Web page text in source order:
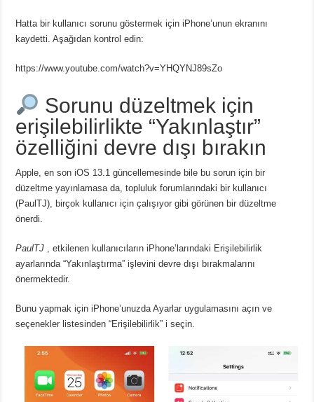
Hatta bir kullanıcı sorunu göstermek için iPhone’unun ekranını
kaydetti. Aşağıdan kontrol edin:
https://www.youtube.com/watch?v=YHQYNJ89sZo
Sorunu düzeltmek için
erişilebilirlikte “Yakınlaştır”
özelliğini devre dışı bırakın
Apple, en son iOS 13.1 güncellemesinde bile bu sorun için bir
düzeltme yayınlamasa da, topluluk forumlarındaki bir kullanıcı
(PaulTJ), birçok kullanıcı için çalışıyor gibi görünen bir düzeltme
önerdi.
PaulTJ , etkilenen kullanıcıların iPhone’larındaki Erişilebilirlik
ayarlarında “Yakınlaştırma” işlevini devre dışı bırakmalarını
önermektedir.
Bunu yapmak için iPhone’unuzda Ayarlar uygulamasını açın ve
seçenekler listesinden “Erişilebilirlik” i seçin.